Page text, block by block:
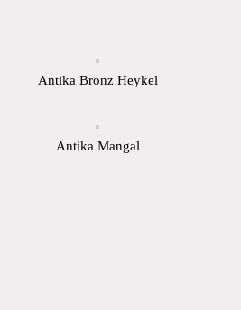
Antika Bronz Heykel
Antika Mangal